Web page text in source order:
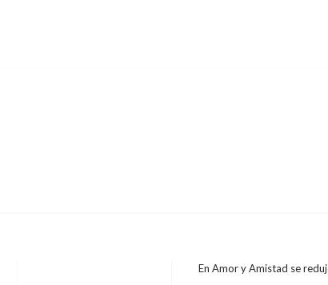
En Amor y Amistad se